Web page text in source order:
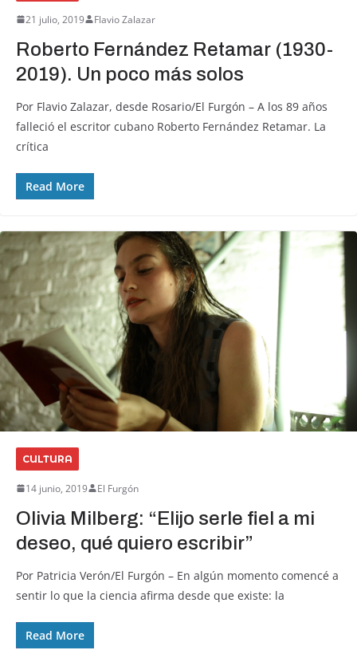
21 julio, 2019 Flavio Zalazar
Roberto Fernández Retamar (1930-
2019). Un poco más solos
Por Flavio Zalazar, desde Rosario/El Furgón – A los 89 años
falleció el escritor cubano Roberto Fernández Retamar. La
crítica
Read More
CULTURA
14 junio, 2019 El Furgón
Olivia Milberg: “Elijo serle fiel a mi
deseo, qué quiero escribir”
Por Patricia Verón/El Furgón – En algún momento comencé a
sentir lo que la ciencia afirma desde que existe: la
Read More